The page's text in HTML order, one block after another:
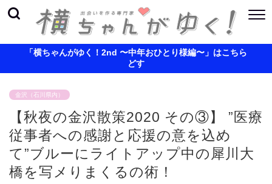
「横ちゃんがゆく！2nd 〜中年おひとり様編〜」はこちら
どす
金沢（石川県内）
【秋夜の金沢散策2020 その③】 ”医療
従事者への感謝と応援の意を込め
て”ブルーにライトアップ中の犀川大
橋を写メりまくるの術！